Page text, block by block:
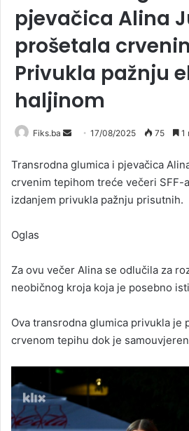
pjevačica Alina
prošetala
Privukla pažnju
haljinom
Fiks.ba
Send
email
17/08/2025 75 1
Transrodna glumica i pjevačica
crvenim tepihom treće večeri SFF-
izdanjem privukla pažnju prisutnih.
Oglas
Za ovu večer Alina se odlučila za
neobičnog kroja koja je posebno
Ova transrodna glumica privukla je
crvenom tepihu dok je